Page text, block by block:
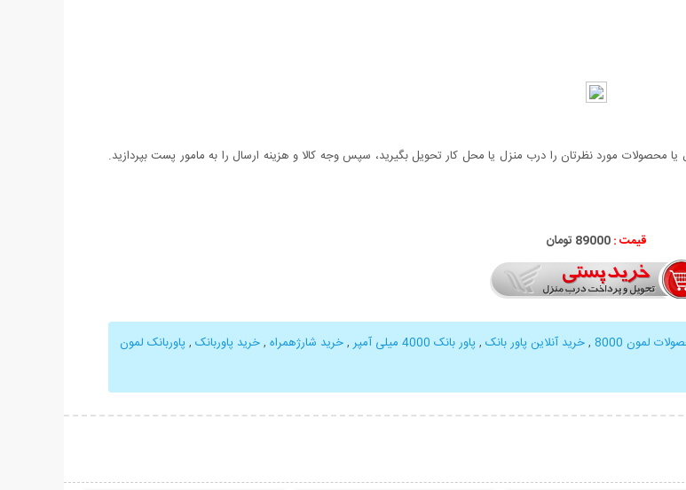
مورد نظرتان را درب منزل یا محل کار تحویل بگیرید، سپس وجه کالا و هزینه ارسال را به مامور پست بپردازید.
قیمت :89000 تومان
لمون 8000 ,خرید آنلاین پاور بانک , پاور بانک 4000 میلی آمپر ,خرید شارژهمراه ,خرید پاوربانک , پاوربانک لمون